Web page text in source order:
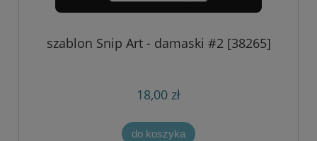
szablon Snip Art - damaski #2 [38265]
18,00 zł
do koszyka